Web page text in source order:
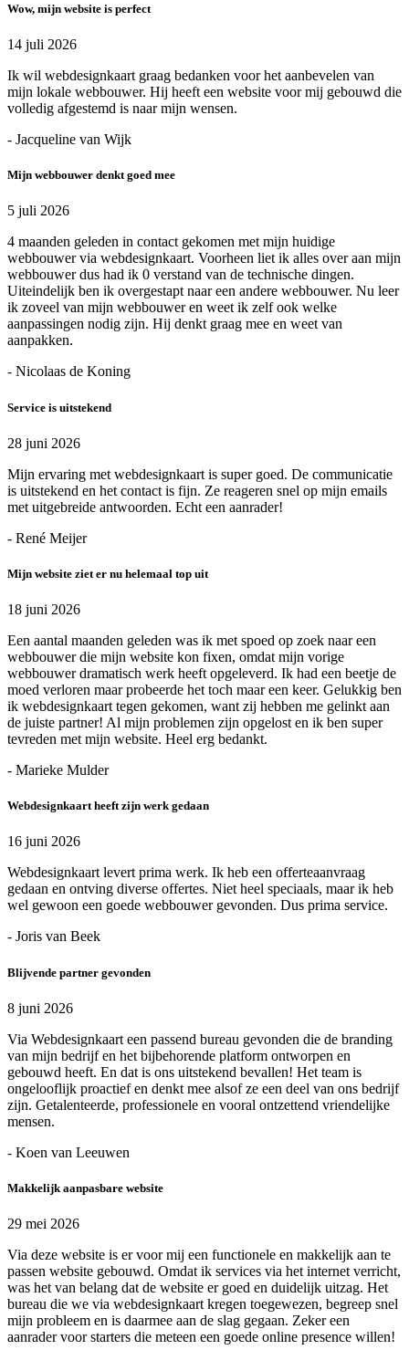
Wow, mijn website is perfect
14 juli 2026
Ik wil webdesignkaart graag bedanken voor het aanbevelen van
mijn lokale webbouwer. Hij heeft een website voor mij gebouwd die
volledig afgestemd is naar mijn wensen.
- Jacqueline van Wijk
Mijn webbouwer denkt goed mee
5 juli 2026
4 maanden geleden in contact gekomen met mijn huidige
webbouwer via webdesignkaart. Voorheen liet ik alles over aan mijn
webbouwer dus had ik 0 verstand van de technische dingen.
Uiteindelijk ben ik overgestapt naar een andere webbouwer. Nu leer
ik zoveel van mijn webbouwer en weet ik zelf ook welke
aanpassingen nodig zijn. Hij denkt graag mee en weet van
aanpakken.
- Nicolaas de Koning
Service is uitstekend
28 juni 2026
Mijn ervaring met webdesignkaart is super goed. De communicatie
is uitstekend en het contact is fijn. Ze reageren snel op mijn emails
met uitgebreide antwoorden. Echt een aanrader!
- René Meijer
Mijn website ziet er nu helemaal top uit
18 juni 2026
Een aantal maanden geleden was ik met spoed op zoek naar een
webbouwer die mijn website kon fixen, omdat mijn vorige
webbouwer dramatisch werk heeft opgeleverd. Ik had een beetje de
moed verloren maar probeerde het toch maar een keer. Gelukkig ben
ik webdesignkaart tegen gekomen, want zij hebben me gelinkt aan
de juiste partner! Al mijn problemen zijn opgelost en ik ben super
tevreden met mijn website. Heel erg bedankt.
- Marieke Mulder
Webdesignkaart heeft zijn werk gedaan
16 juni 2026
Webdesignkaart levert prima werk. Ik heb een offerteaanvraag
gedaan en ontving diverse offertes. Niet heel speciaals, maar ik heb
wel gewoon een goede webbouwer gevonden. Dus prima service.
- Joris van Beek
Blijvende partner gevonden
8 juni 2026
Via Webdesignkaart een passend bureau gevonden die de branding
van mijn bedrijf en het bijbehorende platform ontworpen en
gebouwd heeft. En dat is ons uitstekend bevallen! Het team is
ongelooflijk proactief en denkt mee alsof ze een deel van ons bedrijf
zijn. Getalenteerde, professionele en vooral ontzettend vriendelijke
mensen.
- Koen van Leeuwen
Makkelijk aanpasbare website
29 mei 2026
Via deze website is er voor mij een functionele en makkelijk aan te
passen website gebouwd. Omdat ik services via het internet verricht,
was het van belang dat de website er goed en duidelijk uitzag. Het
bureau die we via webdesignkaart kregen toegewezen, begreep snel
mijn probleem en is daarmee aan de slag gegaan. Zeker een
aanrader voor starters die meteen een goede online presence willen!